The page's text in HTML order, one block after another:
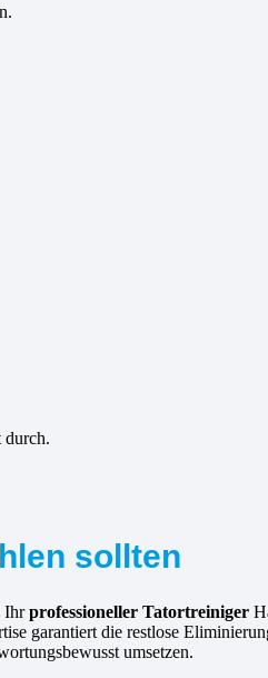
durch.
sollten
Ihrprofessioneller Tatortreiniger
garantiert die restlose
umsetzen.